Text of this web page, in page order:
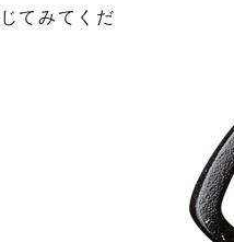
てみてくだ